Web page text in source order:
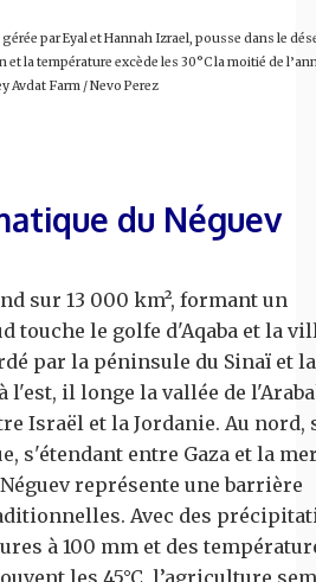
par Eyal et Hannah Izrael, pousse dans le
la température excède les 30°C la moitié de
Avdat Farm / Nevo Perez
du Néguev
sur 13 000 km², formant un
touche le golfe d'Aqaba et la
par la péninsule du Sinaï et la
l'est, il longe la vallée de
Israël et la Jordanie. Au nord,
s'étendant entre Gaza et la
représente une barrière
Avec des
à 100 mm et des